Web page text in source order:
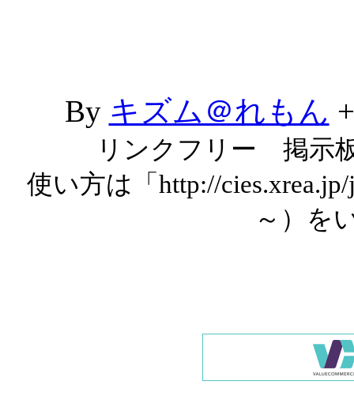
By キズム＠れもん
リンクフリー 掲示
使い方は「http://
～）を